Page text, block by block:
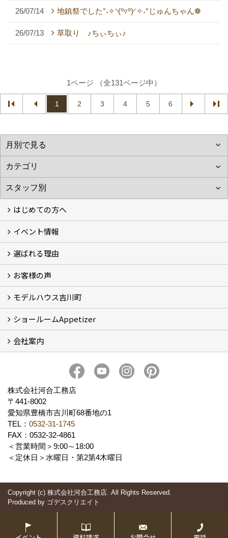
26/07/14 地鎮祭でした°˖✧◝(⁰▿⁰)◜✧˖°じゅんちゃん❁
26/07/13 草取り ♪ちぃちぃ♪
1ページ （全131ページ中）
1 2 3 4 5 6
はじめての方へ
フォトギャラリー
性能について
自然素材のお家
オーナー様のおうち訪問
イベント情報
イベント情報
選ばれる理由
5つのやさしさ宣言
3つのプロ宣言
お家づくりスケジュール
お客様の声
お客様の声
モデルハウス吉川町
吉川町モデルハウス
ショールームAppetizer
Appetizer(ショールーム)
Appetizer(レンタルスペース)
会社案内
社長 河合智之の想い
求人情報 Recruit
株式会社河合工務店
〒441-8002
愛知県豊橋市吉川町68番地の1
TEL： 0532-31-1745
FAX：0532-32-4861
＜営業時間＞9:00～18:00
＜定休日＞水曜日・第2第4木曜日
Copyright (c) 株式会社河合工務店. All Rights Reserved.
Produced by ゴデスクリエイト